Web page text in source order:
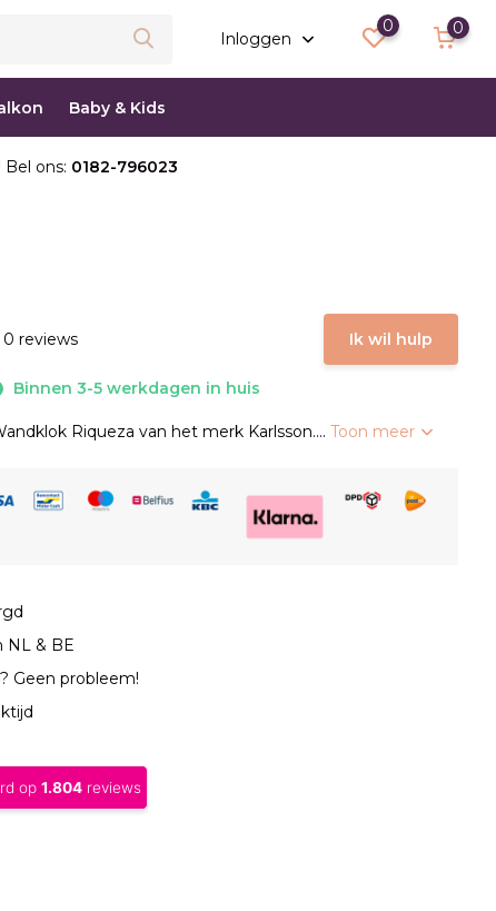
Inloggen
0 0
Baby & Kids
Bel ons: 0182-796023
reviews Ik wil hulp
Binnen 3-5 werkdagen in huis
Riqueza van het merk Karlsson....Toon meer
NL & BE
Geen probleem!